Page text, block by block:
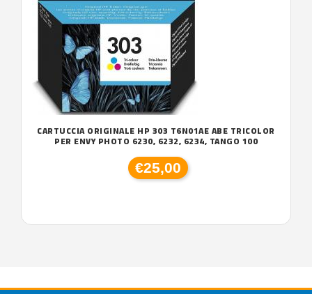
CARTUCCIA ORIGINALE HP 303 T6N01AE ABE TRICOLOR
PER ENVY PHOTO 6230, 6232, 6234, TANGO 100
€25,00